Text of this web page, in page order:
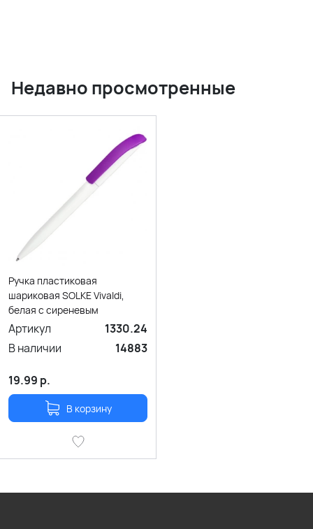
Недавно просмотренные
Ручка пластиковая
шариковая SOLKE Vivaldi,
белая с сиреневым
Артикул
1330.24
В наличии
14883
19.99 р.
В корзину